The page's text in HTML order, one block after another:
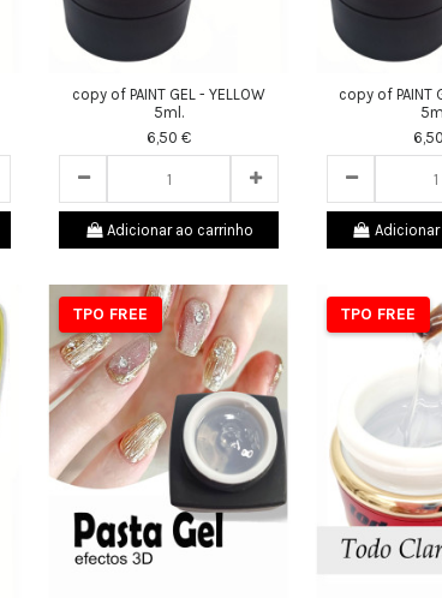
copy of PAINT GEL - YELLOW
5ml.
6,50 €
Adicionar ao carrinho
copy of PAINT
TPO FREE TPO FREE